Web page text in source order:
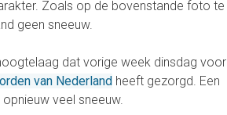
Zoals op de bovenstande foto te
geen sneeuw.
dat vorige week dinsdag voor
van Nederland heeft gezorgd. Een
veel sneeuw.